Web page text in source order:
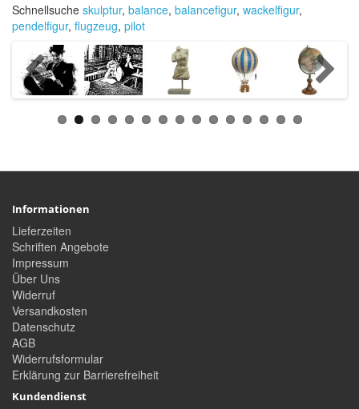
Schnellsuche skulptur, balance, balancefigur, wackelfigur,
pendelfigur, flugzeug, pilot
Informationen
Lieferzeiten
Schriften Angebote
Impressum
Über Uns
Widerruf
Versandkosten
Datenschutz
AGB
Widerrufsformular
Erklärung zur Barrierefreiheit
Kundendienst